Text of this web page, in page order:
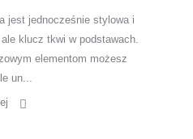
jest jednocześnie stylowa i
klucz tkwi w podstawach.
elementom możesz
un...